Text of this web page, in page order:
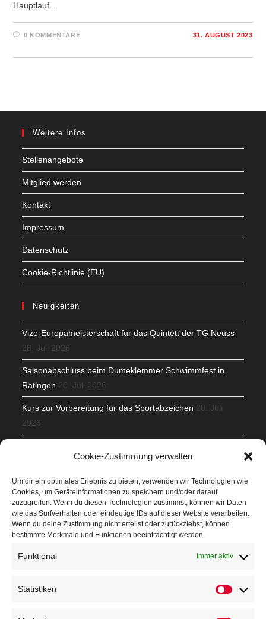
Cookie-Zustimmung verwalten
Um dir ein optimales Erlebnis zu bieten, verwenden wir Technologien wie
Cookies, um Geräteinformationen zu speichern und/oder darauf
zuzugreifen. Wenn du diesen Technologien zustimmst, können wir Daten
wie das Surfverhalten oder eindeutige IDs auf dieser Website verarbeiten.
Wenn du deine Zustimmung nicht erteilst oder zurückziehst, können
bestimmte Merkmale und Funktionen beeinträchtigt werden.
Funktional Immer aktiv
Statistiken
Hauptlauf…
0 KOMMENTARE 31. AUGUST 2023
Weitere Infos
Stellenangebote
Mitglied werden
Kontakt
Impressum
Datenschutz
Cookie-Richtlinie (EU)
Neuigkeiten
Vize-Europameisterschaft für das Quintett der TG Neuss
28. Juli 2026
Saisonabschluss beim Dumeklemmer Schwimmfest in
Ratingen 20. Juli 2026
Kurs zur Vorbereitung für das Sportabzeichen 20. Juli
2026
Veranstaltungen
Höffner Run
Schnuppertag